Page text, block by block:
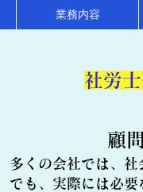
社労
顧
多くの会社では、社
でも、実際には必要
業務内容